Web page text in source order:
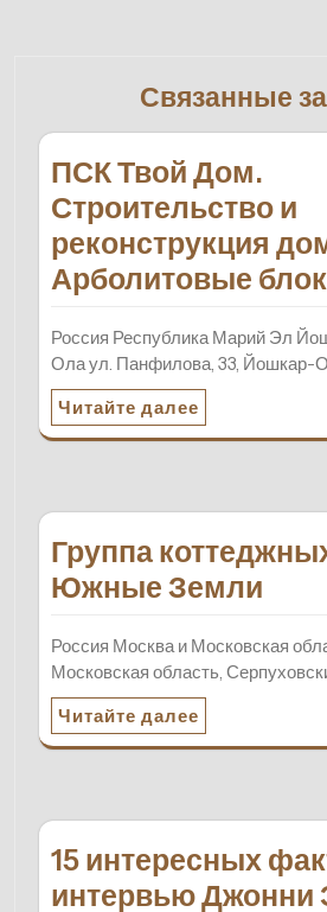
Связанные
ПСК Твой Дом.
Строительство и
реконструкция
Арболитовые
Россия Республика Марий Эл
Ола ул. Панфилова, 33, Йошкар-
Читайте далее
Группа
Южные Земли
Россия Москва и Московская
Московская область,
Читайте далее
15 интересных
интервью Джонни